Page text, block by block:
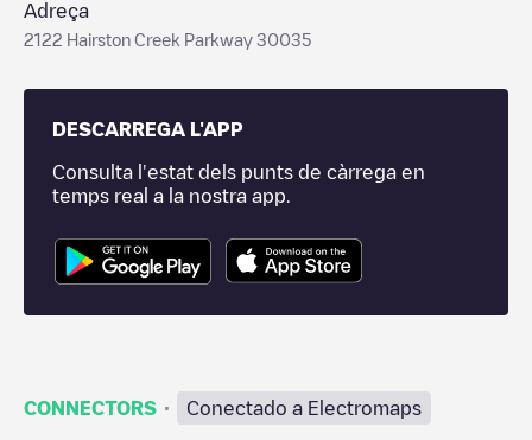
Adreça
2122 Hairston Creek Parkway 30035
DESCARREGA L'APP
Consulta l'estat dels punts de càrrega en
temps real a la nostra app.
CONNECTORS · Conectado a Electromaps